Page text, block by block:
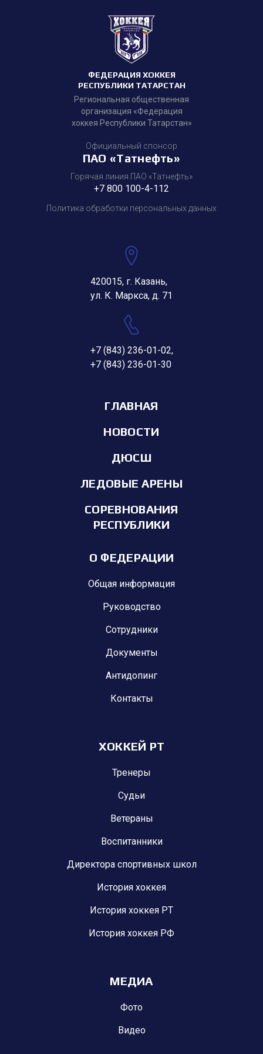
ФЕДЕРАЦИЯ ХОККЕЯ
РЕСПУБЛИКИ ТАТАРСТАН
Региональная общественная
организация «Федерация
хоккея Республики Татарстан»
Официальный спонсор
ПАО «Татнефть»
Горячая линия ПАО «Татнефть»
+7 800 100-4-112
Политика обработки персональных данных
420015, г. Казань,
ул. К. Маркса, д. 71
+7 (843) 236-01-02,
+7 (843) 236-01-30
ГЛАВНАЯ
НОВОСТИ
ДЮСШ
ЛЕДОВЫЕ АРЕНЫ
СОРЕВНОВАНИЯ
РЕСПУБЛИКИ
О ФЕДЕРАЦИИ
Общая информация
Руководство
Сотрудники
Документы
Антидопинг
Контакты
ХОККЕЙ РТ
Тренеры
Судьи
Ветераны
Воспитанники
Директора спортивных школ
История хоккея
История хоккея РТ
История хоккея РФ
МЕДИА
Фото
Видео